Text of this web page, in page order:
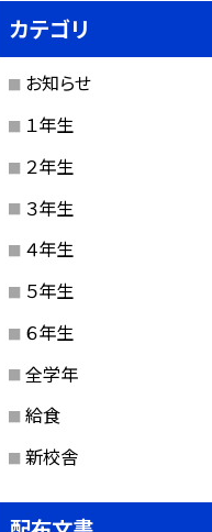
カテゴリ
お知らせ
１年生
２年生
３年生
４年生
５年生
６年生
全学年
給食
新校舎